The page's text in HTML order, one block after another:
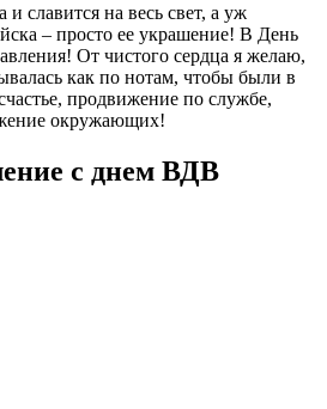
славится на весь свет, а уж
– просто ее украшение! В День
От чистого сердца я желаю,
как по нотам, чтобы были в
продвижение по службе,
окружающих!
с днем ВДВ